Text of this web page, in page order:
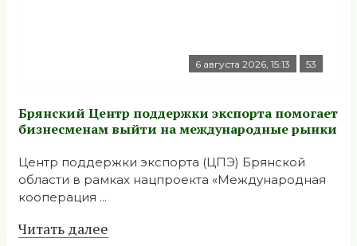
6 августа 2026, 15:13 53
Брянский Центр поддержки экспорта помогает
бизнесменам выйти на международные рынки
Центр поддержки экспорта (ЦПЭ) Брянской
области в рамках нацпроекта «Международная
кооперация ...
Читать далее